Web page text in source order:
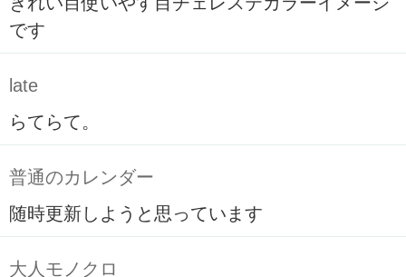
です
late
らてらて。
普通のカレンダー
随時更新しようと思っています
大人モノクロ